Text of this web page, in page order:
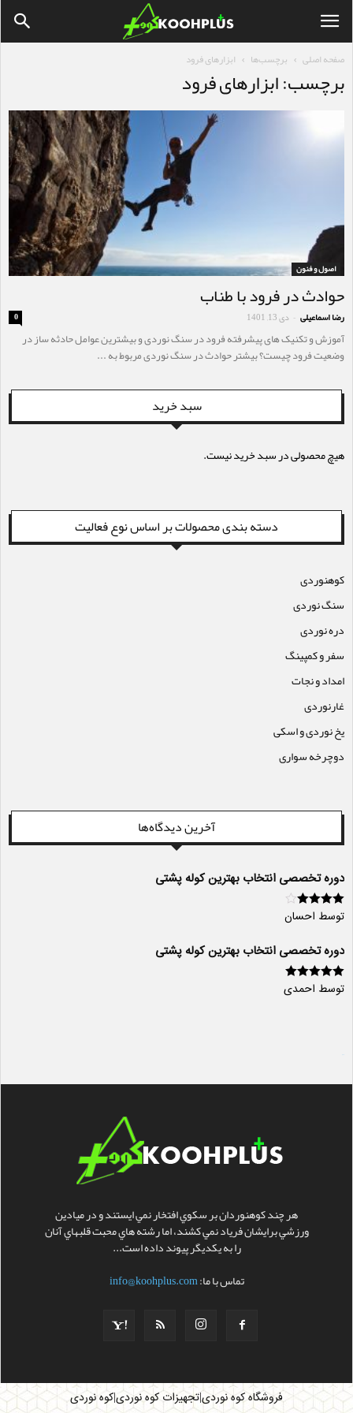
صفحه اصلی برچسب‌ها ابزارهای فرود
برچسب: ابزارهای فرود
اصول و فنون
حوادث در فرود با طناب
رضا اسماعیلی - دی 13, 1401 0
آموزش و تکنیک های پیشرفته فرود در سنگ نوردی و بیشترین عوامل حادثه ساز در
وضعیت فرود چیست؟ بیشتر حوادث در سنگ نوردی مربوط به ...
سبد خرید
هیچ محصولی در سبد خرید نیست.
دسته بندی محصولات بر اساس نوع فعالیت
کوهنوردی
سنگ نوردی
دره نوردی
سفر و کمپینگ
امداد و نجات
غارنوردی
یخ نوردی و اسکی
دوچرخه سواری
آخرین دیدگاه‌ها
دوره تخصصی انتخاب بهترین کوله پشتی
امتیاز 4از
توسط احسان
دوره تخصصی انتخاب بهترین کوله پشتی
امتیاز 5از 5
توسط احمدی
هر چند کوهنوردان بر سکوي افتخار نمي ايستند و در ميادين
ورزشي برايشان فرياد نمي کشند، اما رشته هاي محبت قلبهاي آنان
را به يکديگر پيوند داده است...
تماس با ما:info@koohplus.com
فروشگاه کوه نوردی|تجهیزات کوه نوردی|کوه نوردی